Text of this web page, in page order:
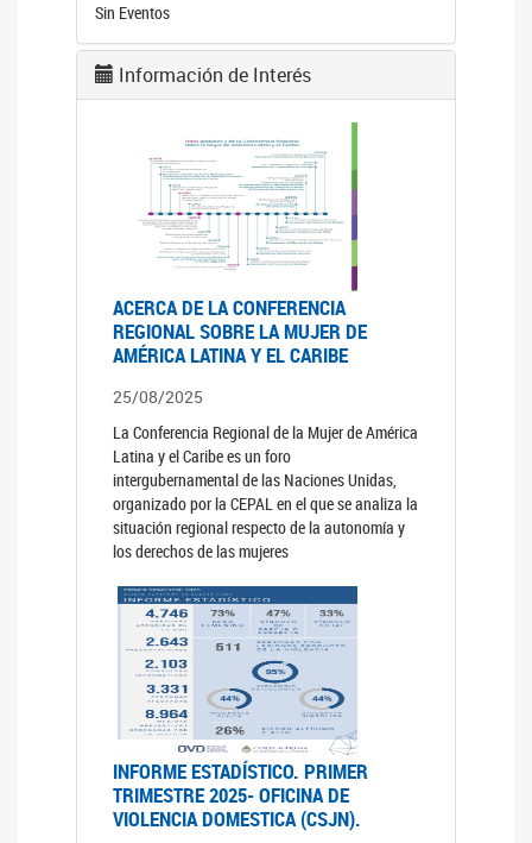
Sin Eventos
Información de Interés
ACERCA DE LA CONFERENCIA
REGIONAL SOBRE LA MUJER DE
AMÉRICA LATINA Y EL CARIBE
25/08/2025
La Conferencia Regional de la Mujer de América
Latina y el Caribe es un foro
intergubernamental de las Naciones Unidas,
organizado por la CEPAL en el que se analiza la
situación regional respecto de la autonomía y
los derechos de las mujeres
INFORME ESTADÍSTICO. PRIMER
TRIMESTRE 2025- OFICINA DE
VIOLENCIA DOMESTICA (CSJN).